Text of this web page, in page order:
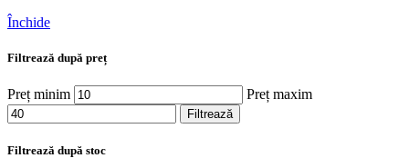
Închide
Filtrează după preț
Preț minim Preț maxim
Filtrează
Filtrează după stoc